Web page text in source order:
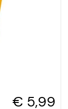
€ 5,99